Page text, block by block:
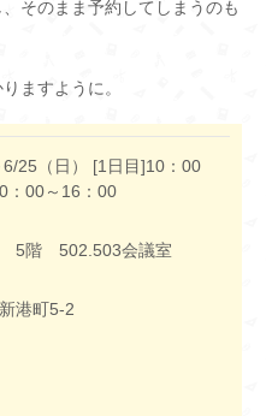
そのまま予約してしまうのも
ますように。
25（日） [1日目]10：00
00～16：00
5階 502.503会議室
港町5-2